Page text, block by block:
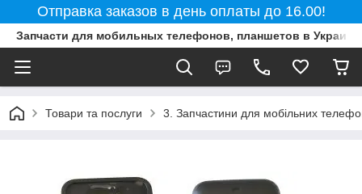
Отправка заказов в день оплаты до 16.00!
Запчасти для мобильных телефонов, планшетов в
Товари та послуги 3. Запчастини для мобільних